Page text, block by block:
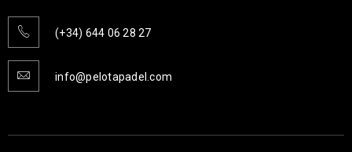
(+34) 644 06 28 27
info@pelotapadel.com